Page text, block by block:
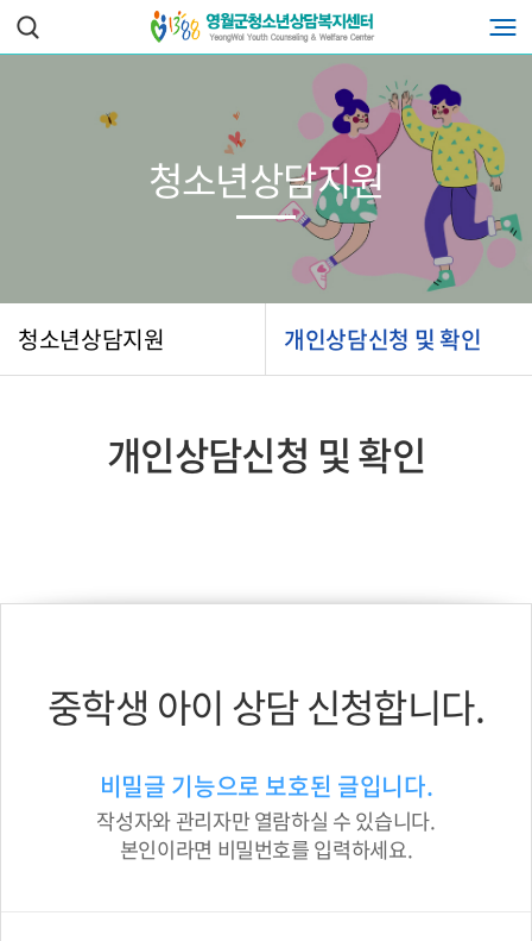
청소년상담지원 개인상담신청 및 확인
청소년상담지원
개인상담신청 및 확인
중학생 아이 상담 신청합니다.
비밀글 기능으로 보호된 글입니다.
작성자와 관리자만 열람하실 수 있습니다.
본인이라면 비밀번호를 입력하세요.